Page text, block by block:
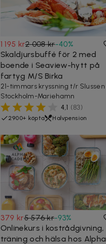
1 195 kr2 008 kr-40%
Skaldjursbuffé för 2 med
boende i Seaview-hytt på
fartyg M/S Birka
21-timmars kryssning t/r Slussen
Stockholm-Mariehamn
4,1 (83)
2900+ köpta Halvpension
379 kr5 576 kr-93%
Onlinekurs i kostrådgivning,
träning och hälsa hos Alpha